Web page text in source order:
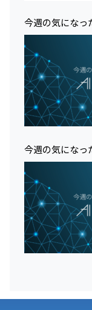
今週の気になっ
今週の気になっ